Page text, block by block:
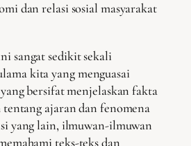
dan relasi sosial masyarakat
sangat sedikit sekali
kita yang menguasai
bersifat menjelaskan fakta
tentang ajaran dan fenomena
yang lain, ilmuwan-ilmuwan
teks-teks dan